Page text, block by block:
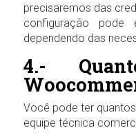
precisaremos das
configuração pode
dependendo das
4.-
Você pode ter
equipe técnica